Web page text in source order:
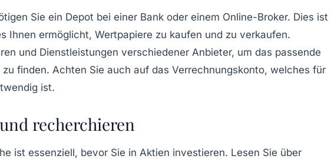
Sie ein Depot bei einer Bank oder einem Online-Broker. Dies ist
Ihnen ermöglicht, Wertpapiere zu kaufen und zu verkaufen.
und Dienstleistungen verschiedener Anbieter, um das passende
finden. Achten Sie auch auf das Verrechnungskonto, welches für
ist.
recherchieren
ist essenziell, bevor Sie in Aktien investieren. Lesen Sie über